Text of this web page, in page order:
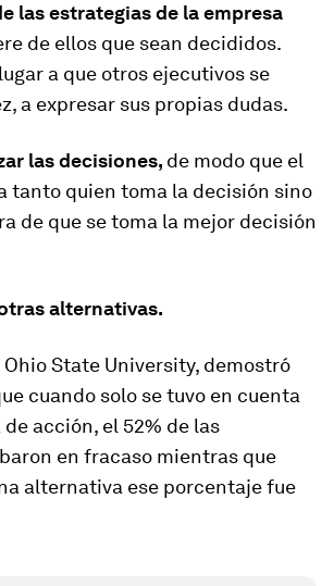
las estrategias de la empresa
de ellos que sean decididos.
a que otros ejecutivos se
a expresar sus propias dudas.
las decisiones, de modo que el
tanto quien toma la decisión sino
de que se toma la mejor decisión
alternativas.
Ohio State University, demostró
cuando solo se tuvo en cuenta
acción, el 52% de las
en fracaso mientras que
alternativa ese porcentaje fue